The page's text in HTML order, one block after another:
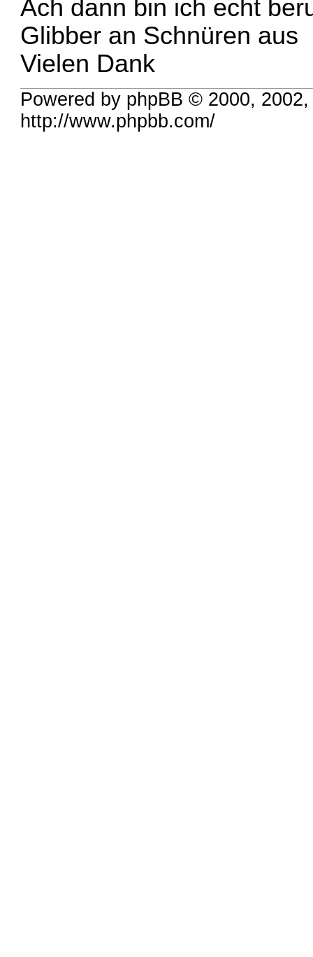
Ach dann bin ich echt
Glibber an Schnüren aus
Vielen Dank
Powered by phpBB © 2000,
http://www.phpbb.com/